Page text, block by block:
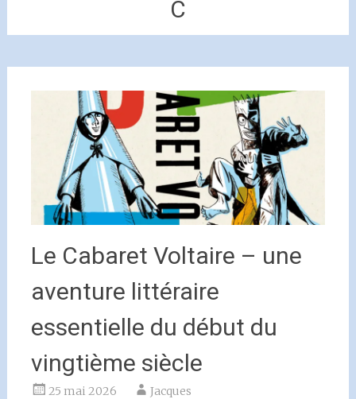
C
Le Cabaret Voltaire – une
aventure littéraire
essentielle du début du
vingtième siècle
25 mai 2026 Jacques